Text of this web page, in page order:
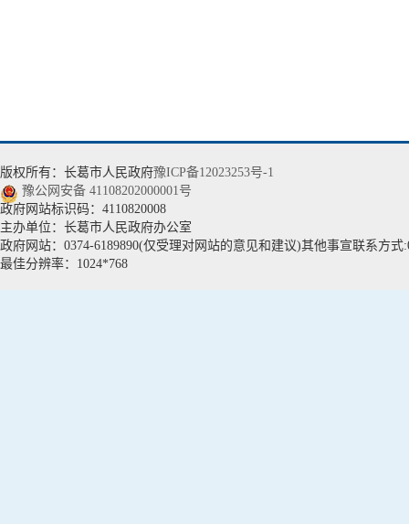
版权所有：长葛市人民政府豫ICP备12023253号-1
豫公网安备 41108202000001号
政府网站标识码：4110820008
主办单位：长葛市人民政府办公室
政府网站：0374-6189890(仅受理对网站的意见和建议)其他事宣联系方式
最佳分辨率：1024*768